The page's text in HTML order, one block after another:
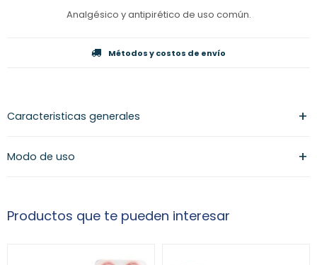
Analgésico y antipirético de uso común.
Métodos y costos de envío
Caracteristicas generales
Modo de uso
Productos que te pueden interesar